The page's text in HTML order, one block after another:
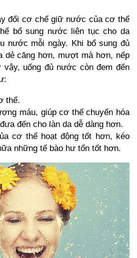
đổi cơ chế giữ nước của cơ thể
bổ sung nước liên tục cho da
nước mỗi ngày. Khi bổ sung đủ
dẻ căng hơn, mượt mà hơn, nếp
vậy, uống đủ nước còn đem đến
thể.
máu, giúp cơ thể chuyển hóa
đến cho làn da dễ dàng hơn.
cơ thể hoạt động tốt hơn, kéo
những tế bào hư tổn tốt hơn.